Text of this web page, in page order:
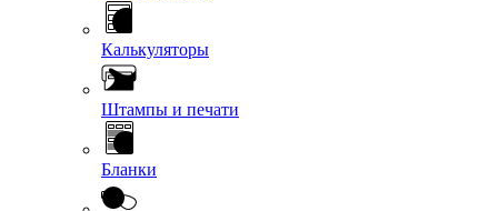
Калькуляторы
Штампы и печати
Бланки